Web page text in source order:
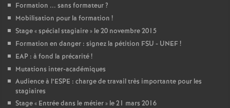
Formation ... sans formateur?
Mobilisation pour la formation !
Stage «spécial stagiaire» le 20 novembre 2015
Formation en danger : signez la pétition FSU - UNEF!
EAP : à fond la précarité!
Mutations inter-académiques
Audience à l’ESPE : charge de travail très importante pour les
stagiaires
Stage « Entrée dans le métier» le 21 mars 2016